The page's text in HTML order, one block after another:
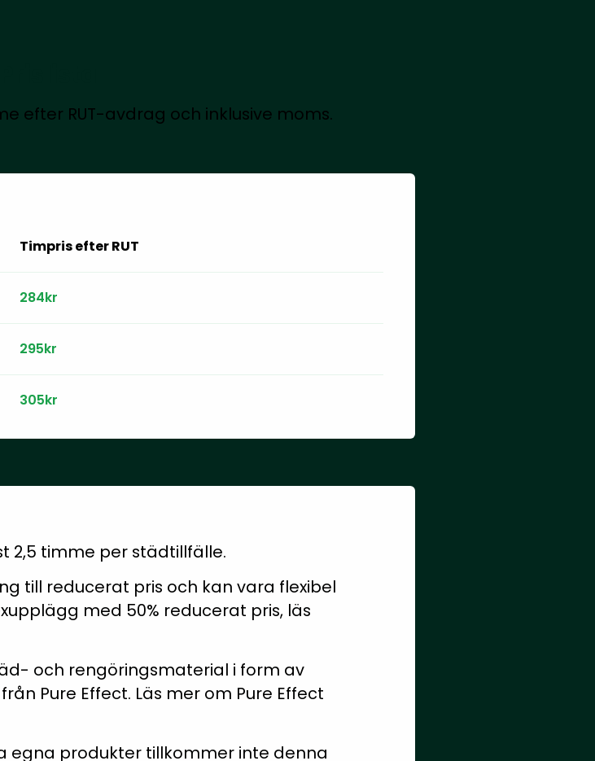
efter RUT-avdrag och inklusive moms.
Timpris efter RUT
284kr
295kr
305kr
2,5 timme per städtillfälle.
till reducerat pris och kan vara flexibel
med 50% reducerat pris, läs
och rengöringsmaterial i form av
Pure Effect. Läs mer om Pure Effect
egna produkter tillkommer inte denna